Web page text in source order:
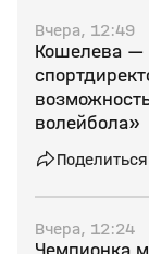
Вчера, 12:49
Кошелева —
волейбола»
Поделиться
Вчера, 12:24